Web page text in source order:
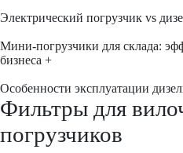
Электрический погрузчик vs
Мини-погрузчики для склада:
бизнеса +
Особенности эксплуатации
Фильтры для
погрузчиков